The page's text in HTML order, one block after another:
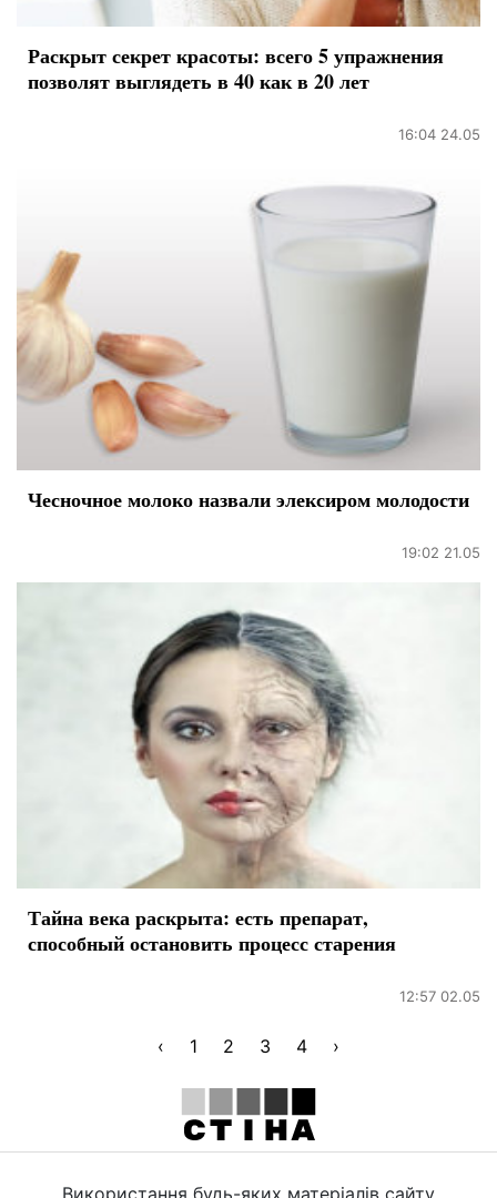
Раскрыт секрет красоты: всего 5 упражнения
позволят выглядеть в 40 как в 20 лет
16:04 24.05
Чесночное молоко назвали элексиром молодости
19:02 21.05
Тайна века раскрыта: есть препарат,
способный остановить процесс старения
12:57 02.05
‹ 1 2 3 4 ›
Використання будь-яких матеріалів сайту